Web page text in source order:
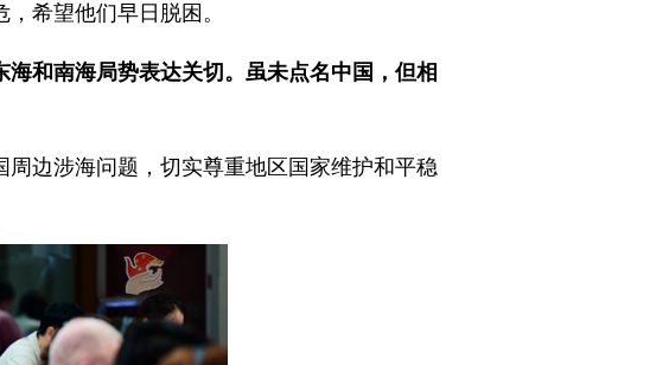
希望他们早日脱困。
和南海局势表达关切。虽未点名中国，但相
边涉海问题，切实尊重地区国家维护和平稳